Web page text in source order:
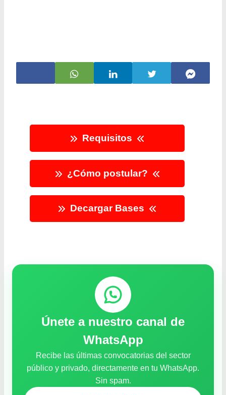
Requisitos
¿Cómo postular?
Decargar Bases
Únete a nuestro canal de
WhatsApp
Recibe las últimas convocatorias del sector
público y privado, directamente en tu WhatsApp.
Sin spam.